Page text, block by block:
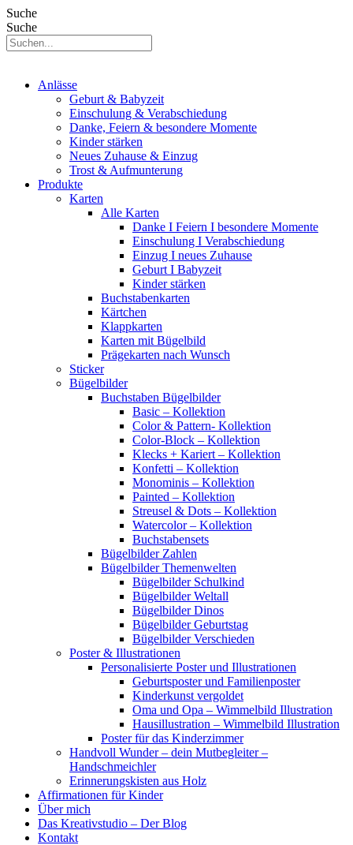
Suche
Suche
Anlässe
Geburt & Babyzeit
Einschulung & Verabschiedung
Danke, Feiern & besondere Momente
Kinder stärken
Neues Zuhause & Einzug
Trost & Aufmunterung
Produkte
Karten
Alle Karten
Danke I Feiern I besondere Momente
Einschulung I Verabschiedung
Einzug I neues Zuhause
Geburt I Babyzeit
Kinder stärken
Buchstabenkarten
Kärtchen
Klappkarten
Karten mit Bügelbild
Prägekarten nach Wunsch
Sticker
Bügelbilder
Buchstaben Bügelbilder
Basic – Kollektion
Color & Pattern- Kollektion
Color-Block – Kollektion
Klecks + Kariert – Kollektion
Konfetti – Kollektion
Monominis – Kollektion
Painted – Kollektion
Streusel & Dots – Kollektion
Watercolor – Kollektion
Buchstabensets
Bügelbilder Zahlen
Bügelbilder Themenwelten
Bügelbilder Schulkind
Bügelbilder Weltall
Bügelbilder Dinos
Bügelbilder Geburtstag
Bügelbilder Verschieden
Poster & Illustrationen
Personalisierte Poster und Illustrationen
Geburtsposter und Familienposter
Kinderkunst vergoldet
Oma und Opa – Wimmelbild Illustration
Hausillustration – Wimmelbild Illustration
Poster für das Kinderzimmer
Handvoll Wunder – dein Mutbegleiter –
Handschmeichler
Erinnerungskisten aus Holz
Affirmationen für Kinder
Über mich
Das Kreativstudio – Der Blog
Kontakt